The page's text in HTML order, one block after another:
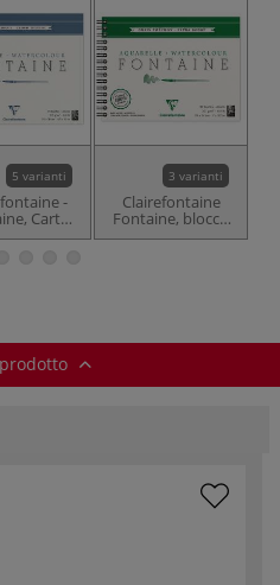
5 varianti
-
Carta
3 varianti
Clairefontaine
Fontaine, blocco
per acquerello